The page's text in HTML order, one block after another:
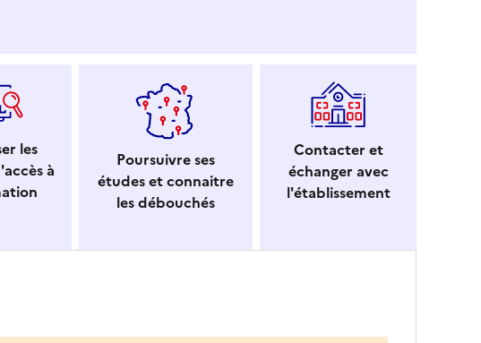
les
à
Poursuivre ses
études et connaitre
les débouchés
Contacter et
échanger avec
l'établissement